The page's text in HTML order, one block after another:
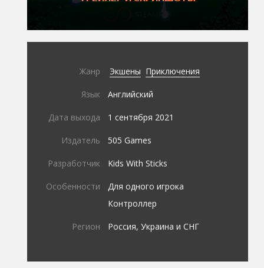
Жанр Экшены Приключения
Язык Английский
Дата выхода 1 сентября 2021
Издатель 505 Games
Разработчик Kids With Sticks
Особенности
Для одного игрока
Контроллер
Регион Россия, Украина и СНГ